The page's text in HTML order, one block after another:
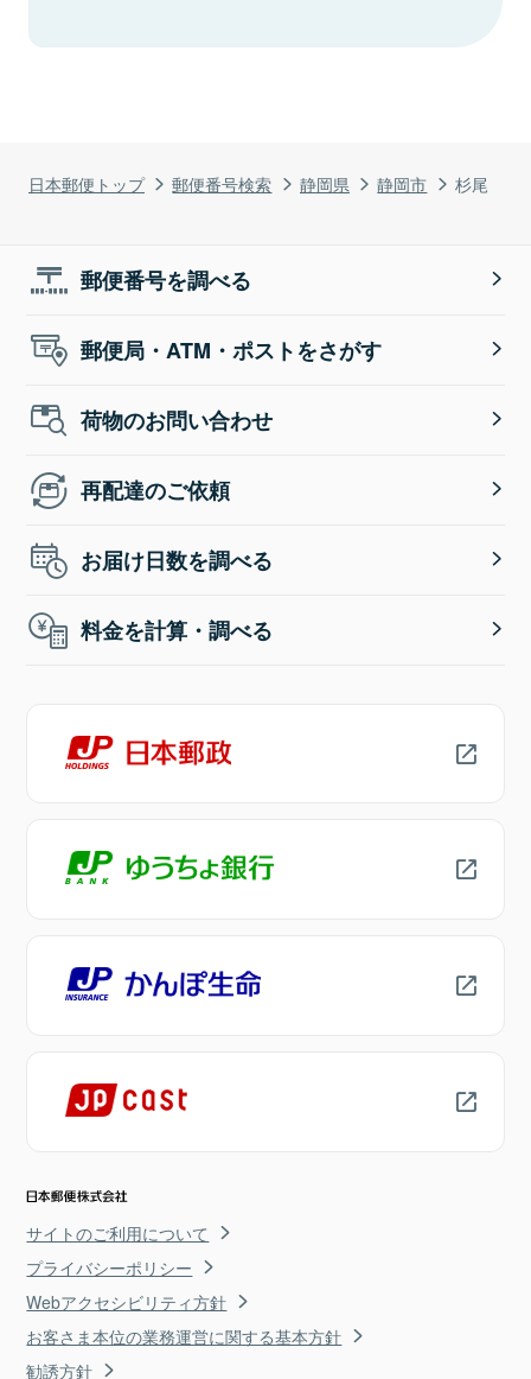
日本郵便トップ 郵便番号検索 静岡県 静岡市 杉尾
郵便番号を調べる
郵便局・ATM・ポストをさがす
荷物のお問い合わせ
再配達のご依頼
お届け日数を調べる
料金を計算・調べる
サイトのご利用について
プライバシーポリシー
Webアクセシビリティ方針
お客さま本位の業務運営に関する基本方針
勧誘方針